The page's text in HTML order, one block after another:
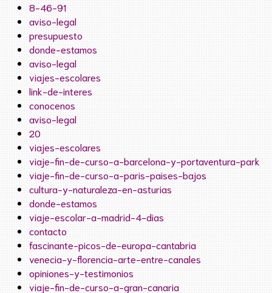
8-46-91
aviso-legal
presupuesto
donde-estamos
aviso-legal
viajes-escolares
link-de-interes
conocenos
aviso-legal
20
viajes-escolares
viaje-fin-de-curso-a-barcelona-y-portaventura-park
viaje-fin-de-curso-a-paris-paises-bajos
cultura-y-naturaleza-en-asturias
donde-estamos
viaje-escolar-a-madrid-4-dias
contacto
fascinante-picos-de-europa-cantabria
venecia-y-florencia-arte-entre-canales
opiniones-y-testimonios
viaje-fin-de-curso-a-gran-canaria